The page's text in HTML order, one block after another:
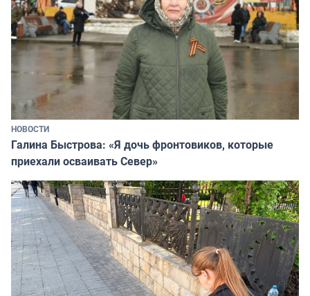
НОВОСТИ
Галина Быстрова: «Я дочь фронтовиков, которые
приехали осваивать Север»